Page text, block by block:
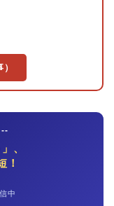
--
、
！
中